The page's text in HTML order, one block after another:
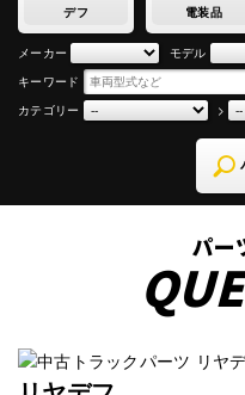
デフ 電装品
メーカー
モデル
キーワード
カテゴリー
>
パー